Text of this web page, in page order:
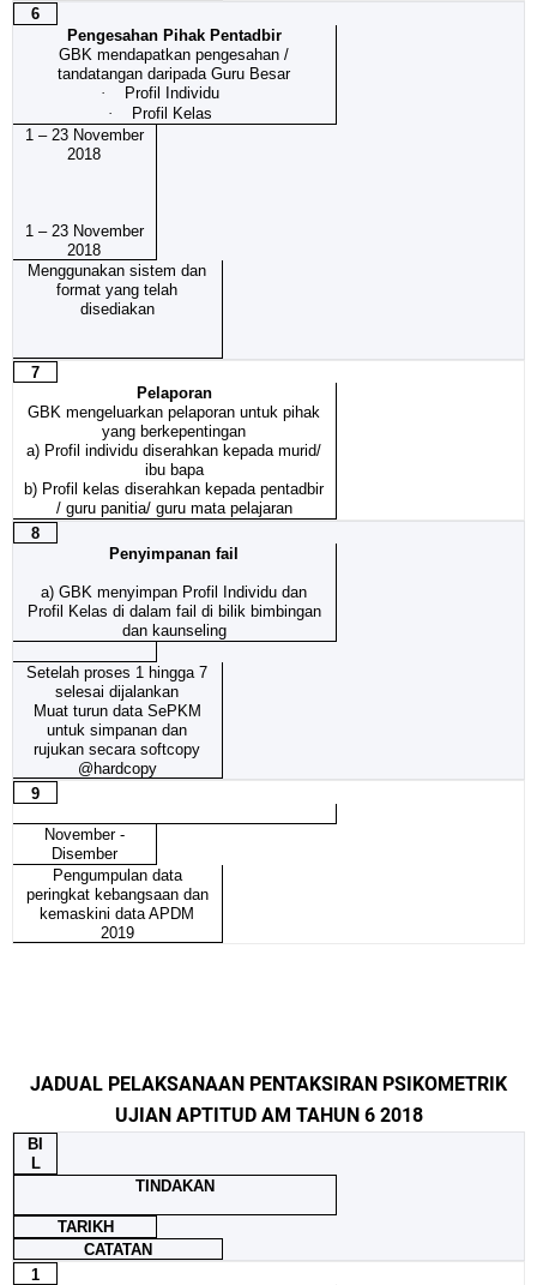
6
Pengesahan Pihak Pentadbir
GBK mendapatkan pengesahan /
tandatangan daripada Guru Besar
·
Profil Individu
·
Profil Kelas
1 – 23 November
2018
1 – 23 November
2018
Menggunakan sistem dan
format yang telah
disediakan
7
Pelaporan
GBK mengeluarkan pelaporan untuk pihak
yang berkepentingan
a) Profil individu diserahkan kepada murid/
ibu bapa
b) Profil kelas diserahkan kepada pentadbir
/ guru panitia/ guru mata pelajaran
8
Penyimpanan fail
a) GBK menyimpan Profil Individu dan
Profil Kelas di dalam fail di bilik bimbingan
dan kaunseling
Setelah proses 1 hingga 7
selesai dijalankan
Muat turun data SePKM
untuk simpanan dan
rujukan secara softcopy
@hardcopy
9
November -
Disember
Pengumpulan data
peringkat kebangsaan dan
kemaskini data APDM
2019
JADUAL PELAKSANAAN PENTAKSIRAN PSIKOMETRIK
UJIAN APTITUD AM TAHUN 6 2018
BI
L
TINDAKAN
TARIKH
CATATAN
1